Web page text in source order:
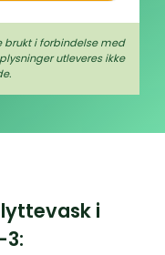
brukt i forbindelse med
utleveres ikke
i
3: